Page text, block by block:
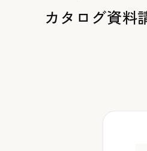
カ タ ロ グ資料